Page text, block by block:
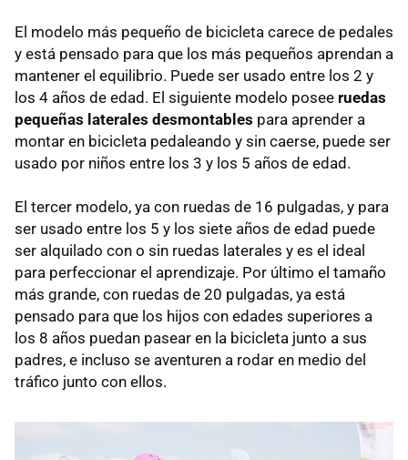
El modelo más pequeño de bicicleta carece de pedales
y está pensado para que los más pequeños aprendan a
mantener el equilibrio. Puede ser usado entre los 2 y
los 4 años de edad. El siguiente modelo posee ruedas
pequeñas laterales desmontables para aprender a
montar en bicicleta pedaleando y sin caerse, puede ser
usado por niños entre los 3 y los 5 años de edad.
El tercer modelo, ya con ruedas de 16 pulgadas, y para
ser usado entre los 5 y los siete años de edad puede
ser alquilado con o sin ruedas laterales y es el ideal
para perfeccionar el aprendizaje. Por último el tamaño
más grande, con ruedas de 20 pulgadas, ya está
pensado para que los hijos con edades superiores a
los 8 años puedan pasear en la bicicleta junto a sus
padres, e incluso se aventuren a rodar en medio del
tráfico junto con ellos.